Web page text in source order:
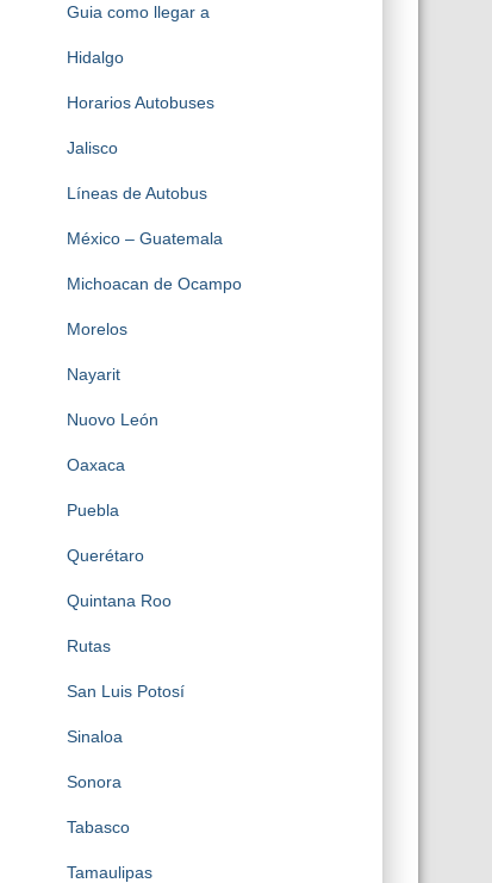
Guia como llegar a
Hidalgo
Horarios Autobuses
Jalisco
Líneas de Autobus
México – Guatemala
Michoacan de Ocampo
Morelos
Nayarit
Nuovo León
Oaxaca
Puebla
Querétaro
Quintana Roo
Rutas
San Luis Potosí
Sinaloa
Sonora
Tabasco
Tamaulipas